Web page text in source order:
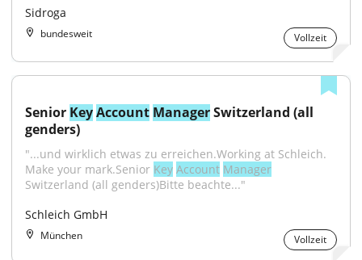
Sidroga
bundesweit Vollzeit
Senior KeyAccount Manager Switzerland (all
genders)
"...und wirklich etwas zu erreichen.Working at Schleich.
Make your mark.Senior Key Account Manager
Switzerland (all genders)Bitte beachte..."
Schleich GmbH
München Vollzeit